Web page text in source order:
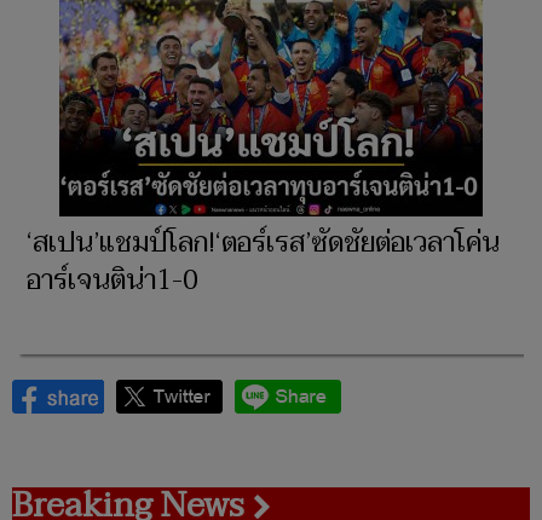
‘สเปน’แชมป์โลก!‘ตอร์เรส’ซัดชัยต่อเวลาโค่น
อาร์เจนติน่า1-0
Breaking News